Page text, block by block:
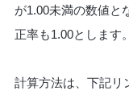
が1.00未満の数値と
正率も1.00とします。
計算方法は、下記リ